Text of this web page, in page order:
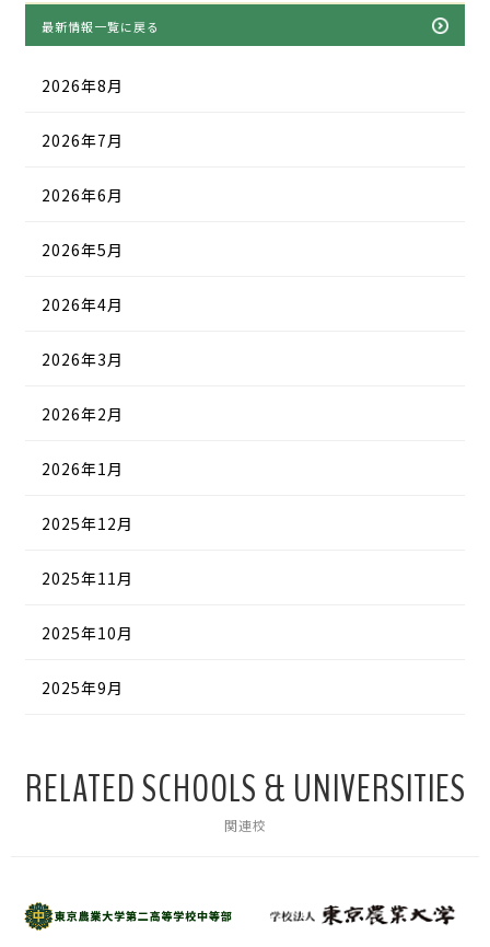
最新情報一覧に戻る
2026年8月
2026年7月
2026年6月
2026年5月
2026年4月
2026年3月
2026年2月
2026年1月
2025年12月
2025年11月
2025年10月
2025年9月
RELATED SCHOOLS & UNIVERSITIES
関連校